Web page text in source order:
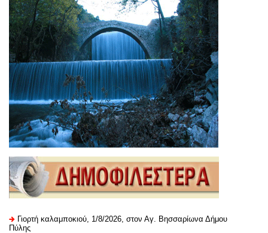
Γιορτή καλαμποκιού, 1/8/2026, στον Αγ. Βησσαρίωνα Δήμου
Πύλης